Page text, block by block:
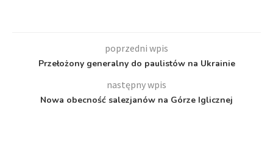
poprzedni wpis
Przełożony generalny do paulistów na Ukrainie
następny wpis
Nowa obecność salezjanów na Górze Iglicznej